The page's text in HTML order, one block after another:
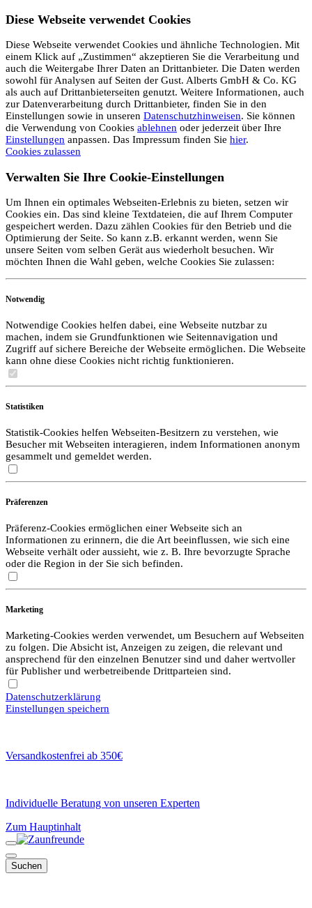
Diese Webseite verwendet Cookies
Diese Webseite verwendet Cookies und ähnliche Technologien. Mit
einem Klick auf „Zustimmen“ akzeptieren Sie die Verarbeitung und
auch die Weitergabe Ihrer Daten an Drittanbieter. Die Daten werden
sowohl für Analysen auf Seiten der Gust. Alberts GmbH & Co. KG
als auch auf Drittanbieterseiten genutzt. Weitere Informationen, auch
zur Datenverarbeitung durch Drittanbieter, finden Sie in den
Einstellungen sowie in unseren Datenschutzhinweisen. Sie können
die Verwendung von Cookies ablehnen oder jederzeit über Ihre
Einstellungen anpassen. Das Impressum finden Sie hier.
Cookies zulassen
Verwalten Sie Ihre Cookie-Einstellungen
Um Ihnen ein optimales Webseiten-Erlebnis zu bieten, setzen wir
Cookies ein. Das sind kleine Textdateien, die auf Ihrem Computer
gespeichert werden. Dazu zählen Cookies für den Betrieb und die
Optimierung der Seite. So kann z.B. erkannt werden, wenn Sie
unsere Seiten vom selben Gerät aus wiederholt besuchen. Wir
möchten Ihnen die Wahl geben, welche Cookies Sie zulassen:
Notwendig
Notwendige Cookies helfen dabei, eine Webseite nutzbar zu
machen, indem sie Grundfunktionen wie Seitennavigation und
Zugriff auf sichere Bereiche der Webseite ermöglichen. Die Webseite
kann ohne diese Cookies nicht richtig funktionieren.
Statistiken
Statistik-Cookies helfen Webseiten-Besitzern zu verstehen, wie
Besucher mit Webseiten interagieren, indem Informationen anonym
gesammelt und gemeldet werden.
Präferenzen
Präferenz-Cookies ermöglichen einer Webseite sich an
Informationen zu erinnern, die die Art beeinflussen, wie sich eine
Webseite verhält oder aussieht, wie z. B. Ihre bevorzugte Sprache
oder die Region in der Sie sich befinden.
Marketing
Marketing-Cookies werden verwendet, um Besuchern auf Webseiten
zu folgen. Die Absicht ist, Anzeigen zu zeigen, die relevant und
ansprechend für den einzelnen Benutzer sind und daher wertvoller
für Publisher und werbetreibende Drittparteien sind.
Datenschutzerklärung
Einstellungen speichern
Versandkostenfrei ab 350€
Individuelle Beratung von unseren Experten
Zum Hauptinhalt
Suchen